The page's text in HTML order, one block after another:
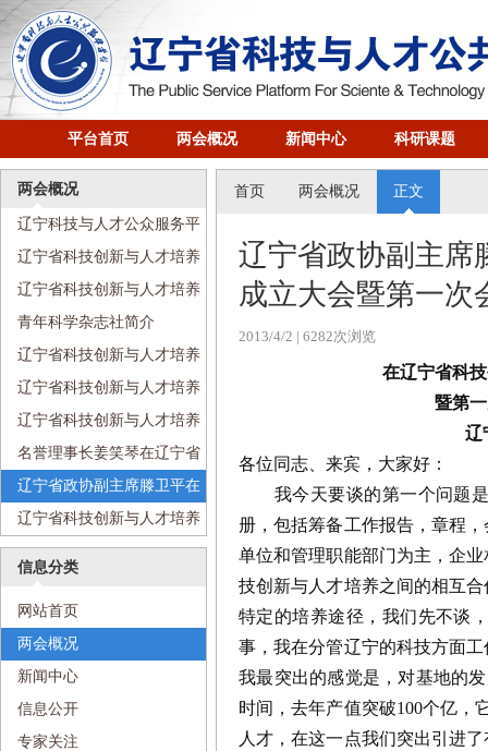
平台首页 两会概况 新闻中心 科研课题
两会概况
辽宁科技与人才公众服务平
台简介
辽宁省科技创新与人才培养
研究会成立大会暨会员代表大
会纪念册
辽宁省科技创新与人才培养
研究会简介
青年科学杂志社简介
辽宁省科技创新与人才培养
研究会现任领导
辽宁省科技创新与人才培养
研究会组织机构
辽宁省科技创新与人才培养
研究会章程
名誉理事长姜笑琴在辽宁省
科技创新与人才培养研究会成
立大会暨第一次会员代表大会
上的讲话
辽宁省政协副主席滕卫平在
辽宁省科技创新与人才培养研
究会成立大会暨第一次会员代
辽宁省科技创新与人才培养
研究会理事长、辽宁科技学院
创新与人才培养研究会成立大
会上的讲话
信息分类
网站首页
两会概况
新闻中心
信息公开
专家关注
首页 两会概况 正文
辽宁省政协副主席
成立大会暨第一次
2013/4/2 | 6282次浏览
在辽宁省科技创新与
暨第一次会员代
辽宁省政协副
各位同志、来宾，大家好：
我今天要谈的第一个问题是
册，包括筹备工作报告，章程
单位和管理职能部门为主，企
技创新与人才培养之间的相互
特定的培养途径，我们先不谈
事，我在分管辽宁的科技方面
我最突出的感觉是，对基地的
时间，去年产值突破100个亿，
人才，在这一点我们突出引进